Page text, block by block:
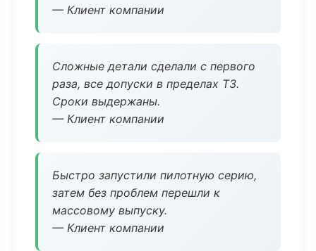
— Клиент компании
Сложные детали сделали с первого
раза, все допуски в пределах ТЗ.
Сроки выдержаны.
— Клиент компании
Быстро запустили пилотную серию,
затем без проблем перешли к
массовому выпуску.
— Клиент компании